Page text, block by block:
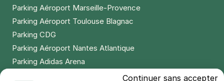
Paris - Mairie du 15e – Lecourbe -
143 rue Lecourbe
75015
Parking Aéroport Marseille-Provence
Parking Aéroport Toulouse Blagnac
Parking CDG
Parking Aéroport Nantes Atlantique
Parking Adidas Arena
Continuer sans accepter